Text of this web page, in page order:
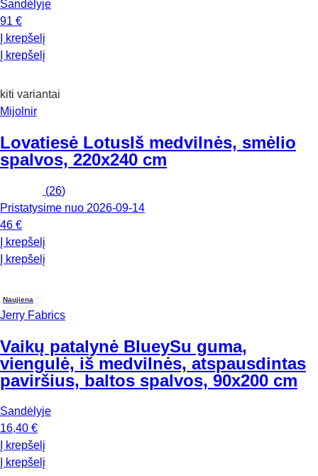
Sandėlyje
91 €
Į krepšelį
Į krepšelį
kiti variantai
Mijolnir
Lovatiesė LotusIš medvilnės, smėlio
spalvos, 220x240 cm
(26)
Pristatysime nuo 2026‑09‑14
46 €
Į krepšelį
Į krepšelį
Naujiena
Jerry Fabrics
Vaikų patalynė BlueySu guma,
viengulė, iš medvilnės, atspausdintas
paviršius, baltos spalvos, 90x200 cm
Sandėlyje
16,40 €
Į krepšelį
Į krepšelį